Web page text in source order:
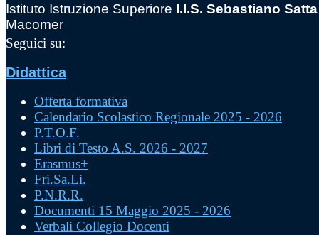
Istituto Istruzione Superiore I.I.S. Sebastiano Satta
Macomer
Seguici su:
Didattica
Offerta formativa
Calendario Scolastico Regionale 2025 - 2026
P.T.O.F.
Libri di Testo A.S. 2026 - 2027
Erasmus+
Fri.Sa.Li.
P.N.R.R.
Documenti 15 Maggio 2025 - 2026
Verbali Collegio Docenti